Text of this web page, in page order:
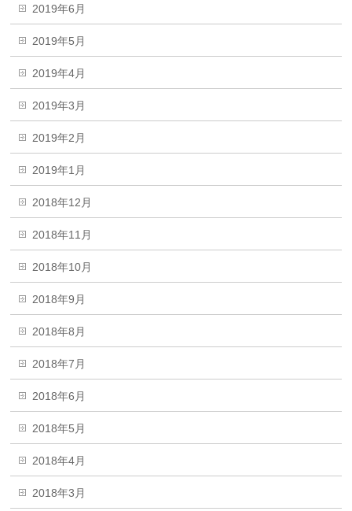
2019年6月
2019年5月
2019年4月
2019年3月
2019年2月
2019年1月
2018年12月
2018年11月
2018年10月
2018年9月
2018年8月
2018年7月
2018年6月
2018年5月
2018年4月
2018年3月